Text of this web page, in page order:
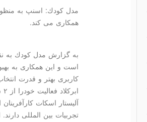
مدل كودك: اسنپ به
همكاری می كند.
است و این همكاری به
كاربری بهتر و قدرت
آلیستار اسكات